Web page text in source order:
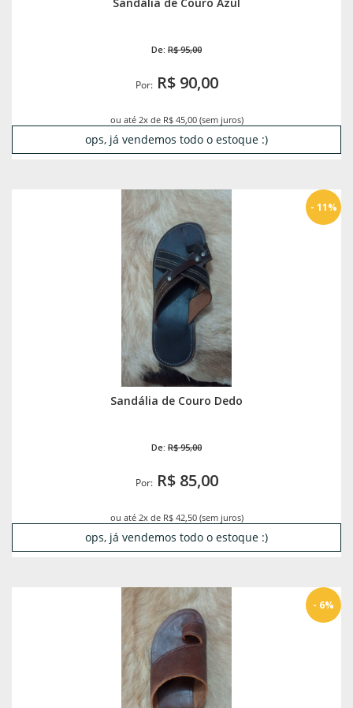
De: R$ 95,00
Por:R$ 90,00
ou até 2x de R$ 45,00 (sem juros)
ops, já vendemos todo o estoque :)
Sandália de Couro Dedo
De: R$ 95,00
Por:R$ 85,00
- 11%
ou até 2x de R$ 42,50 (sem juros)
ops, já vendemos todo o estoque :)
- 6%